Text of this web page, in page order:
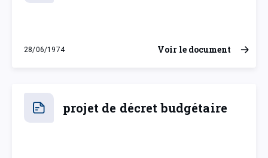
28/06/1974
vendredi 28 juin 1974
Voir le document
projet de décret budgétaire